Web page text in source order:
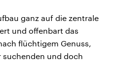
ganz auf die zentrale
und offenbart das
flüchtigem Genuss,
suchenden und doch